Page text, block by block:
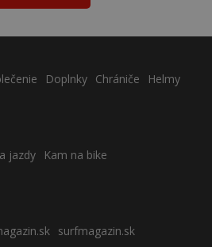
Doplnky Chrániče
Helmy
jazdy
Kam na bike
surfmagazin.sk